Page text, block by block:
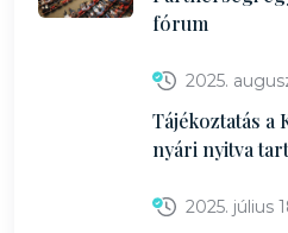
fórum
2025.
Tájékoztatás a
nyári nyitva
2025. július